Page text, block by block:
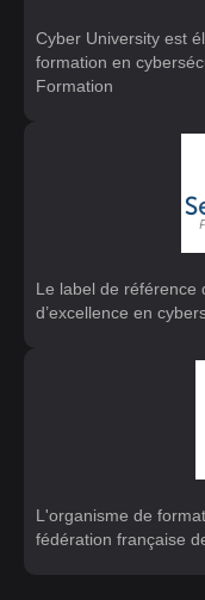
Cyber University est
formation en
Formation
Le label de référence
d’excellence en
L'organisme de
fédération française